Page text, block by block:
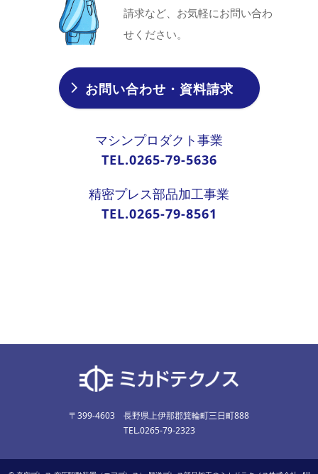
請求など、お気軽にお問い合わ
せください。
お問い合わせ・資料請求
マシンプロダクト事業
TEL.0265-79-5636
精密プレス部品加工事業
TEL.0265-79-8561
〒399-4603 長野県上伊那郡箕輪町三日町888
TEL.0265-79-2323